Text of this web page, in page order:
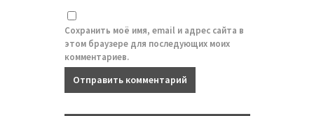
Сохранить моё имя, email и адрес сайта в
этом браузере для последующих моих
комментариев.